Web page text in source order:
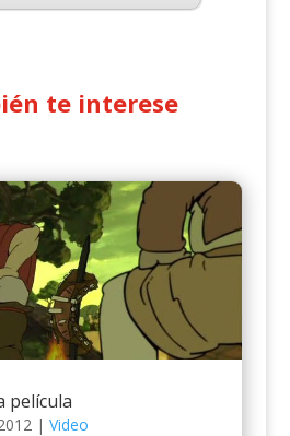
te interese
película
| Video